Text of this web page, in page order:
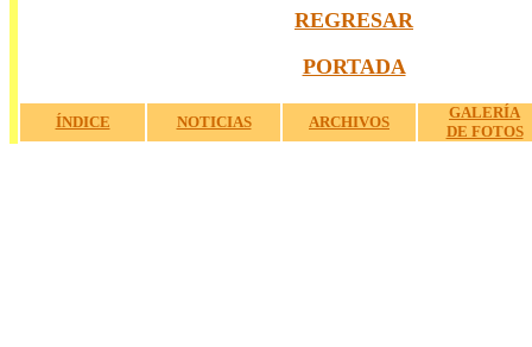
REGRESAR
PORTADA
ÍNDICE NOTICIAS ARCHIVOS
GALERÍA
DE FOTOS